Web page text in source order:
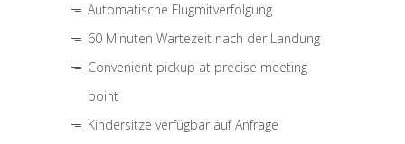
Automatische Flugmitverfolgung
60 Minuten Wartezeit nach der Landung
Convenient pickup at precise meeting
point
Kindersitze verfügbar auf Anfrage